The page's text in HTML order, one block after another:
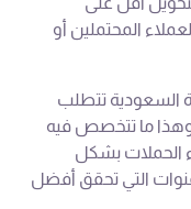
المحتملين أو
السعودية تتطلب
وهذا ما تتخصص فيه
الحملات بشكل
التي تحقق أفضل